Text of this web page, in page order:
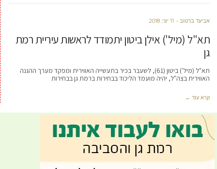
אביעד ברטוב 11 יוני, 2018
תא"ל (מיל') אילן ביטון יתמודד לראשות עיריית רמת
גן
תא"ל (מיל') ביטון (61), לשעבר בכיר בתעשייה האווירית ומפקד מערך ההגנה
האווירית בצה"ל, יהיה מועמד הליכוד בבחירות ברמת גן בבחירות
קרא עוד ←